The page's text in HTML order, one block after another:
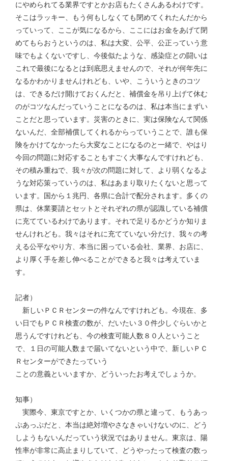
にやめられてる業界ですとかお店もたくさんあるわけです。
そこはラッキー、もう何もしなくても閉めてくれたんだから
っていって、ここが気になるから、ここにはお金をあげて閉
めてもらおうというのは、私は大変、公平、公正っていう意
味でもよくないですし、今後似たような、感染症との闘いは
これで最後になるとは到底思えませんので、それが何年先に
なるかわかりませんけれども、いや、こういうときのコツ
は、できるだけ開けておくんだと、補償金を吊り上げて休む
のがコツなんだっていうことになるのは、私は本当にまずい
ことだと思っています。災害のときに、実は保険なんて関係
ないんだ、全部補償してくれるからっていうことで、誰も保
険をかけてなかったら大変なことになるのと一緒で、やはり
今回の問題に対応することもすごく大事なんですけれども、
その積み重ねで、我々が次の問題に対して、より弱くなるよ
うな対応策っていうのは、私はあまり取りたくないと思って
います。国から１兆円、各県に合計で配分されます。多くの
県は、休業要請とセットとそれぞれの県が認識している補償
に充てているわけであります。それで足りるかどうか知りま
せんけれども。我々はそれに充てていない分だけ、我々の考
える公平なやり方、本当に困っている会社、業界、お店に、
より厚く手を差し伸べることができると我々は考えていま
す。
記者）
新しいＰＣＲセンターの件なんですけれども。今現在、多
い日でもＰＣＲ検査の数が、だいたい３０件少しぐらいかと
思うんですけれども、今の検査可能人数８０人ということ
で、１日の可能人数まで届いてないという中で、新しいＰＣ
Ｒセンターができたっていう
ことの意義といいますか、どういったお考えでしょうか。
知事）
実際今、東京ですとか、いくつかの県と違って、もうあっ
ぷあっぷだと、本当は絶対増やさなきゃいけないのに、どう
しようもないんだっていう状況ではありません。東京は、陽
性率が非常に高止まりしていて、どうやったって検査の数っ